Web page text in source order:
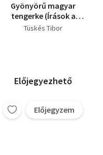
Gyönyörű magyar
tengerke (Írások a
Balatonról) (dedikált)
Tüskés Tibor
Előjegyezhető
Előjegyzem